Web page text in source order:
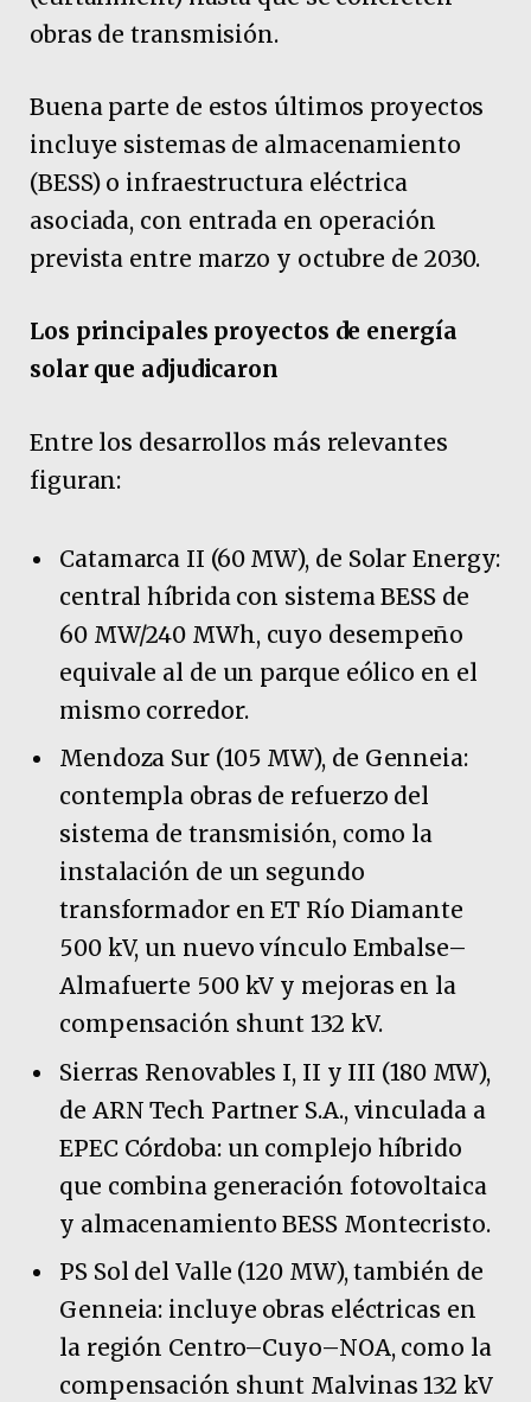
obras de transmisión.
Buena parte de estos últimos proyectos
incluye sistemas de almacenamiento
(BESS) o infraestructura eléctrica
asociada, con entrada en operación
prevista entre marzo y octubre de 2030.
Los principales proyectos de energía
solar que adjudicaron
Entre los desarrollos más relevantes
figuran:
Catamarca II (60 MW), de Solar Energy:
central híbrida con sistema BESS de
60 MW/240 MWh, cuyo desempeño
equivale al de un parque eólico en el
mismo corredor.
Mendoza Sur (105 MW), de Genneia:
contempla obras de refuerzo del
sistema de transmisión, como la
instalación de un segundo
transformador en ET Río Diamante
500 kV, un nuevo vínculo Embalse–
Almafuerte 500 kV y mejoras en la
compensación shunt 132 kV.
Sierras Renovables I, II y III (180 MW),
de ARN Tech Partner S.A., vinculada a
EPEC Córdoba: un complejo híbrido
que combina generación fotovoltaica
y almacenamiento BESS Montecristo.
PS Sol del Valle (120 MW), también de
Genneia: incluye obras eléctricas en
la región Centro–Cuyo–NOA, como la
compensación shunt Malvinas 132 kV